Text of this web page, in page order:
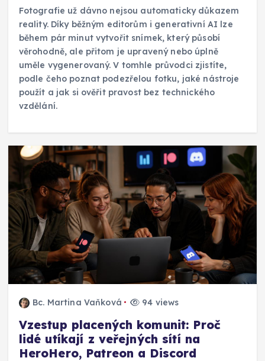
Fotografie už dávno nejsou automaticky důkazem
reality. Díky běžným editorům i generativní AI lze
během pár minut vytvořit snímek, který působí
věrohodně, ale přitom je upravený nebo úplně
uměle vygenerovaný. V tomhle průvodci zjistíte,
podle čeho poznat podezřelou fotku, jaké nástroje
použít a jak si ověřit pravost bez technického
vzdělání.
Bc. Martina Vaňková 94 views
Vzestup placených komunit: Proč
lidé utíkají z veřejných sítí na
HeroHero, Patreon a Discord